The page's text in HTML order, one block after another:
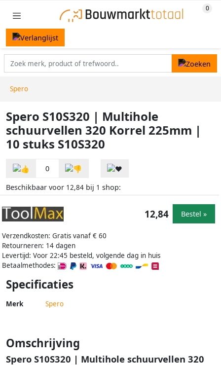
Spero
Spero S10S320 | Multihole
schuurvellen 320 Korrel 225mm |
10 stuks S10S320
0
Beschikbaar voor 12,84 bij 1 shop:
Verzendkosten: Gratis vanaf € 60
Retourneren: 14 dagen
Levertijd: Voor 22:45 besteld, volgende dag in huis
Betaalmethodes:
12,84 Bestel »
Specificaties
Merk Spero
Omschrijving
Spero S10S320 | Multihole schuurvellen 320